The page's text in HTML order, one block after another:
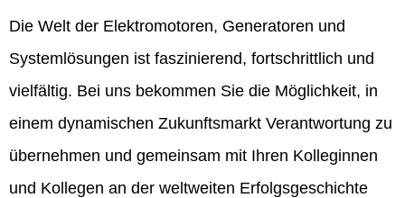
Die Welt der Elektromotoren, Generatoren und
Systemlösungen ist faszinierend, fortschrittlich und
vielfältig. Bei uns bekommen Sie die Möglichkeit, in
einem dynamischen Zukunftsmarkt Verantwortung zu
übernehmen und gemeinsam mit Ihren Kolleginnen
und Kollegen an der weltweiten Erfolgsgeschichte